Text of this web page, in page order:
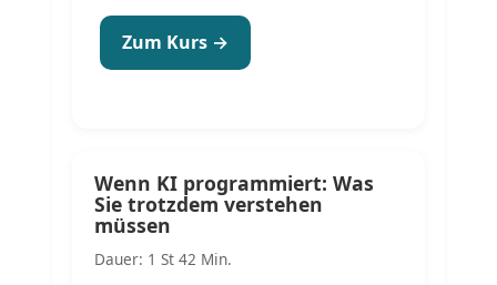
Zum Kurs →
Wenn KI programmiert: Was
Sie trotzdem verstehen
müssen
Dauer: 1 St 42 Min.